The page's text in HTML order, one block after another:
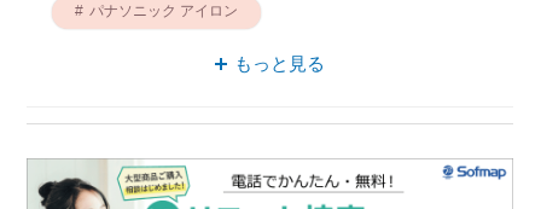
パナソニック アイロン
コンパクト スチーム
もっと見る